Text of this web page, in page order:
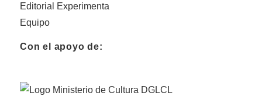
Editorial Experimenta
Equipo
Con el apoyo de: